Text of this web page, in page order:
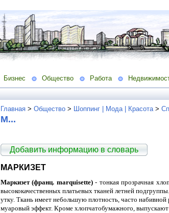
Бизнес Общество Работа
Главная > Общество > Шоппинг | Мода | Красота >
М...
Добавить информацию в словарь
МАРКИЗЕТ
Маркизет (франц. marquisette)- тонкая прозрачная
высококачественных платьевых тканей летней
утку. Ткань имеет небольшую плотность, часто
муаровый эффект. Кроме хлопчатобумажного,